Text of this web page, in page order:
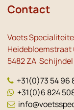
Contact
Voets
Heidebloemstraat
5482 ZA Schijndel
+31(0)73 54 96
+31(0)6 824